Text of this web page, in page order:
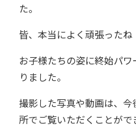
た。
皆、本当によく頑張ったね
お子様たちの姿に終始パ
りました。
撮影した写真や動画は、
所でご覧いただくことがで